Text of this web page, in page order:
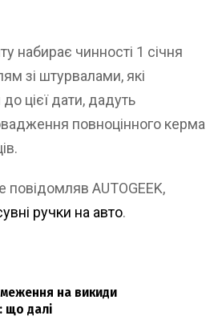
набирає чинності 1 січня
зі штурвалами, які
цієї дати, дадуть
повноцінного керма
повідомляв AUTOGEEK,
ручки на авто.
на викиди
що далі